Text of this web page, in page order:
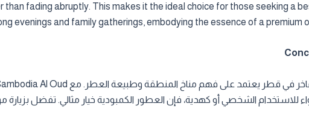
fading abruptly. This makes it the ideal choice for those seeking a
evenings and family gatherings, embodying the essence of a premium
للاستخدام الشخصي أو كهدية، فإن العطور الكمبودية خيار مثالي. تفضل بزيارة